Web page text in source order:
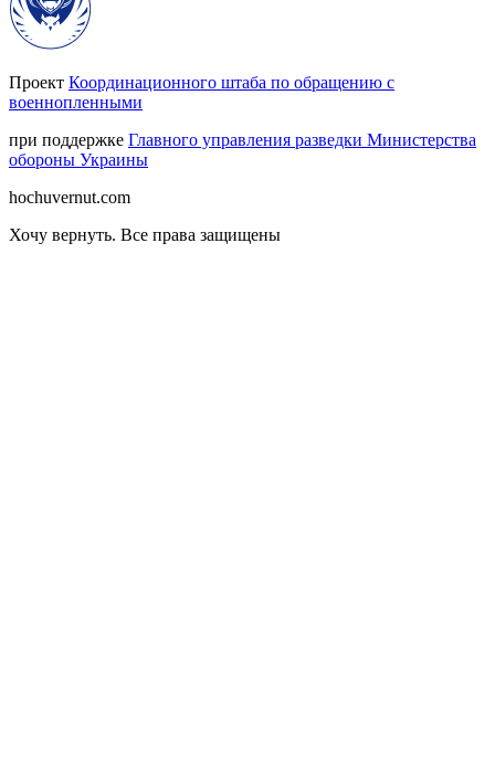
Проект Координационного штаба по обращению с
военнопленными
при поддержке Главного управления разведки Министерства
обороны Украины
hochuvernut.com
Хочу вернуть. Все права защищены